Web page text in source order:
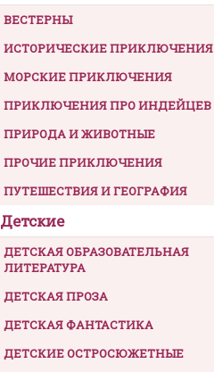
ВЕСТЕРНЫ
ИСТОРИЧЕСКИЕ ПРИКЛЮЧЕНИЯ
МОРСКИЕ ПРИКЛЮЧЕНИЯ
ПРИКЛЮЧЕНИЯ ПРО ИНДЕЙЦЕВ
ПРИРОДА И ЖИВОТНЫЕ
ПРОЧИЕ ПРИКЛЮЧЕНИЯ
ПУТЕШЕСТВИЯ И ГЕОГРАФИЯ
Детские
ДЕТСКАЯ ОБРАЗОВАТЕЛЬНАЯ
ЛИТЕРАТУРА
ДЕТСКАЯ ПРОЗА
ДЕТСКАЯ ФАНТАСТИКА
ДЕТСКИЕ ОСТРОСЮЖЕТНЫЕ